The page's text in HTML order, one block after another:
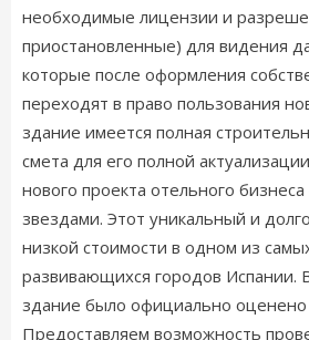
необходимые лицензии и
приостановленные) для видения
которые после оформления
переходят в право пользования
здание имеется полная
смета для его полной
нового проекта отельного
звездами. Этот уникальный и
низкой стоимости в одном из
развивающихся городов Испании.
здание было официально оценено
Предоставляем возможность